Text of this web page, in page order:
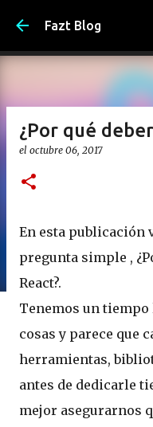
Fazt Blog
¿Por qué
el octubre 06, 2017
En esta publicación
pregunta simple ,
React?.
Tenemos un
cosas y parece que
herramientas,
antes de dedicarle
mejor asegurarnos